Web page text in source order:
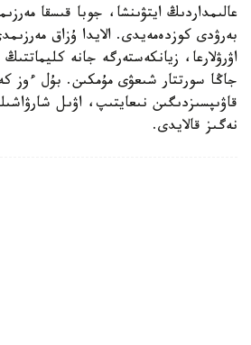
عالىمداردىڭ ايتۋىنشا، جوبا قىسقا
بەرۋدى كوزدەمەيدى. الايدا ۇزاق
اۋرۋلارعا، زيانكەستەرگە جانە
جاڭا سورتتار شىعۋى مۇمكىن. بۇل ءوز
قاۋىپسىزدىگىن نىعايتىپ، اۋىل
نەگىز قالايدى.